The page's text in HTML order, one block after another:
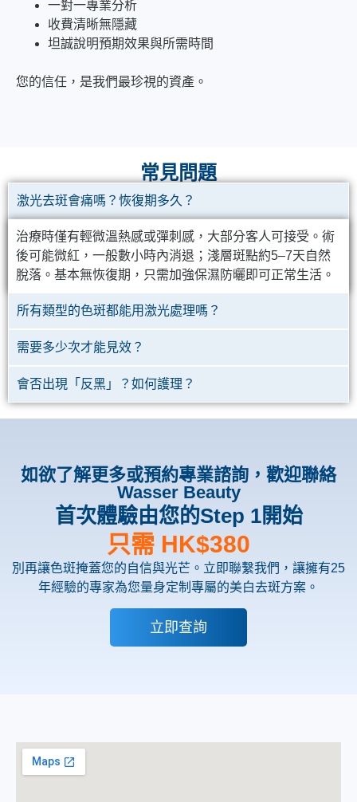
一對一專業分析
收費清晰無隱藏
坦誠說明預期效果與所需時間
您的信任，是我們最珍視的資產。
常見問題
激光去斑會痛嗎？恢復期多久？
治療時僅有輕微溫熱感或彈刺感，大部分客人可接受。術
後可能微紅，一般數小時內消退；淺層斑點約5–7天自然
脫落。基本無恢復期，只需加強保濕防曬即可正常生活。
所有類型的色斑都能用激光處理嗎？
需要多少次才能見效？
會否出現「反黑」？如何護理？
如欲了解更多或預約專業諮詢，歡迎聯絡
Wasser Beauty
首次體驗由您的Step 1開始
只需 HK$380
別再讓色斑掩蓋您的自信與光芒。立即聯繫我們，讓擁有25
年經驗的專家為您量身定制專屬的美白去斑方案。
立即查詢